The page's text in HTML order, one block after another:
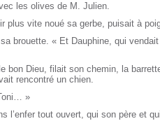
les olives de M. Julien.
vite noué sa gerbe, puisait à
brouette. « Et Dauphine, qui vendait
bon Dieu, filait son chemin, la
rencontré un chien.
»
l’enfer tout ouvert, qui son père et